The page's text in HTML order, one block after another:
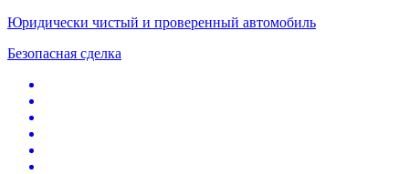
Юридически чистый и проверенный автомобиль
Безопасная сделка